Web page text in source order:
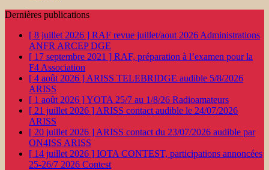
Dernières publications
[ 8 juillet 2026 ] RAF revue juillet/aout 2026 Administrations
ANFR ARCEP DGE
[ 17 septembre 2021 ] RAF, préparation à l’examen pour la
F4 Association
[ 4 août 2026 ] ARISS TELEBRIDGE audible 5/8/2026
ARISS
[ 1 août 2026 ]YOTA 25/7 au 1/8/26 Radioamateurs
[ 21 juillet 2026 ] ARISS contact audible le 24/07/2026
ARISS
[ 20 juillet 2026 ] ARISS contact du 23/07/2026 audible par
ON4ISS ARISS
[ 14 juillet 2026 ] IOTA CONTEST, participations annoncées
25-26/7 2026 Contest